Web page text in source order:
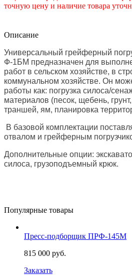
точную цену и наличие товара
Описание
Универсальный грейферный
Ф-1БМ предназначен для
работ в сельском хозяйстве, в
коммунальном хозяйстве. Он
работы как: погрузка силоса/
материалов (песок, щебень,
траншей, ям, планировка
В базовой комплектации
отвалом и грейферным
Дополнительные опции:
силоса, грузоподъемный крюк.
Популярные товары
Пресс-подборщик ПРФ-145М
815 000 руб.
Заказать